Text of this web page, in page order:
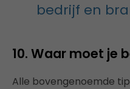
bedrijf en
10. Waar moet je
Alle bovengenoemde